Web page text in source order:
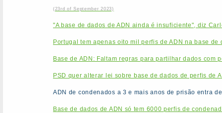
(23rd of September 2023)
"A base de dados de ADN ainda é insuficiente", diz
Portugal tem apenas oito mil perfis de ADN na base de
Base de ADN: Faltam regras para partilhar dados com
PSD quer alterar lei sobre base de dados de perfis de
ADN de condenados a 3 e mais anos de prisão entra
Base de dados de ADN só tem 6000 perfis de